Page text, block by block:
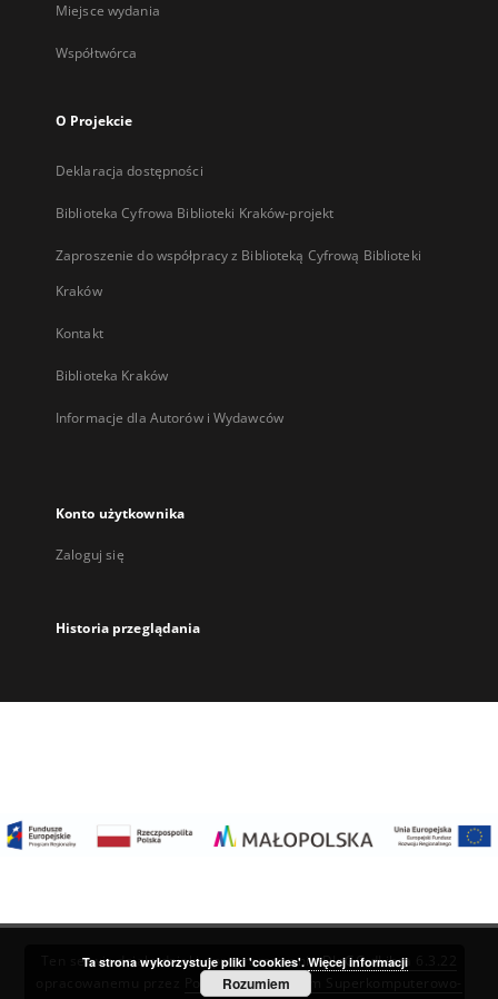
Miejsce wydania
Współtwórca
O Projekcie
Deklaracja dostępności
Biblioteka Cyfrowa Biblioteki Kraków-projekt
Zaproszenie do współpracy z Biblioteką Cyfrową Biblioteki
Kraków
Kontakt
Biblioteka Kraków
Informacje dla Autorów i Wydawców
Konto użytkownika
Zaloguj się
Historia przeglądania
Ten serwis działa dzięki oprogramowaniuDInGO dLibra 6.3.22
Poznańskie Centrum Superkomputerowo-
Ta strona wykorzystuje pliki 'cookies'. Więcej informacji
Rozumiem